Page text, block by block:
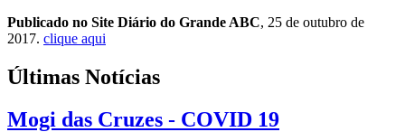
Publicado no Site Diário do Grande ABC, 25 de outubro de
2017. clique aqui
Últimas Notícias
Mogi das Cruzes - COVID 19